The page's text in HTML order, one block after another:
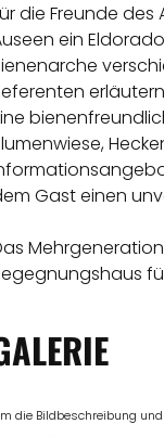
die Freunde
ein
Gast einen
die Bildbeschreibung